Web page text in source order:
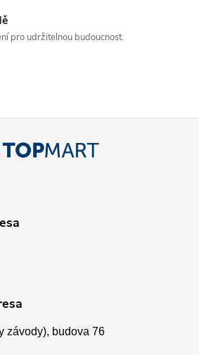
pro udržitelnou budoucnost.
závody), budova 76